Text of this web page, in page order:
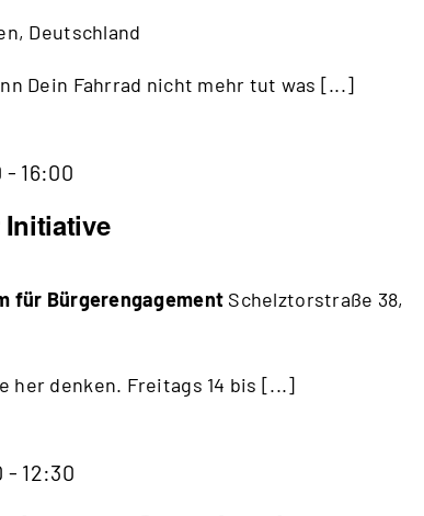
Deutschland
Dein Fahrrad nicht mehr tut was [...]
- 16:00
vorab
für Bürgerengagement Schelztorstraße 38,
her denken. Freitags 14 bis [...]
- 12:30